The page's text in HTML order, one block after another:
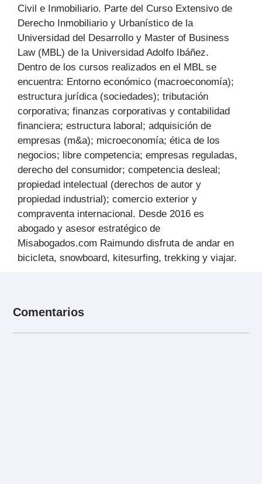
Civil e Inmobiliario. Parte del Curso Extensivo de
Derecho Inmobiliario y Urbanístico de la
Universidad del Desarrollo y Master of Business
Law (MBL) de la Universidad Adolfo Ibáñez.
Dentro de los cursos realizados en el MBL se
encuentra: Entorno económico (macroeconomía);
estructura jurídica (sociedades); tributación
corporativa; finanzas corporativas y contabilidad
financiera; estructura laboral; adquisición de
empresas (m&a); microeconomía; ética de los
negocios; libre competencia; empresas reguladas,
derecho del consumidor; competencia desleal;
propiedad intelectual (derechos de autor y
propiedad industrial); comercio exterior y
compraventa internacional. Desde 2016 es
abogado y asesor estratégico de
Misabogados.com Raimundo disfruta de andar en
bicicleta, snowboard, kitesurfing, trekking y viajar.
Comentarios